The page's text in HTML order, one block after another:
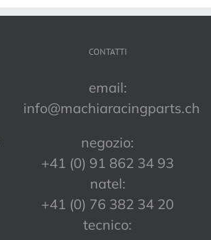
CONTATTI
email:
info@machiaracingparts.ch
negozio:
+41 (0) 91 862 34 93
natel:
+41 (0) 76 382 34 20
tecnico: